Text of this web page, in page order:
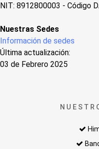
NIT: 8912800003 - Código
Nuestras Sedes
Información de sedes
Última actualización:
03 de Febrero 2025